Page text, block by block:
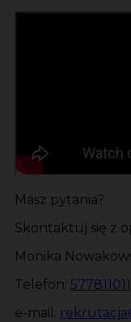
Masz pytania?
Skontaktuj się z
Monika
Telefon: 577811011
e-mail: